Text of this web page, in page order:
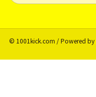
© 1001kick.com / Powered by